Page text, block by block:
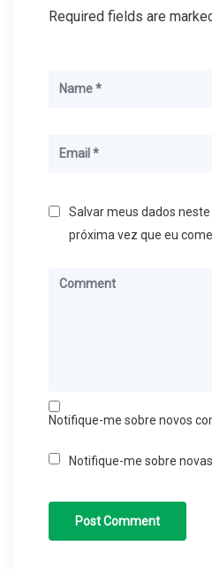
Required fields are
Salvar meus dados
próxima vez que eu
Notifique-me sobre novos
Notifique-me sobre